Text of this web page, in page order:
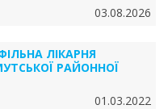
03.08.2026
ЛІКАРНЯ
РАЙОННОЇ
01.03.2022